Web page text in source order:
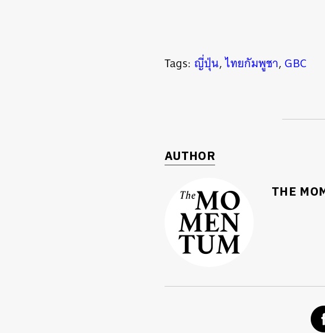
Tags: ญี่ปุ่น,ไทยกัมพูชา,GBC
AUTHOR
THE